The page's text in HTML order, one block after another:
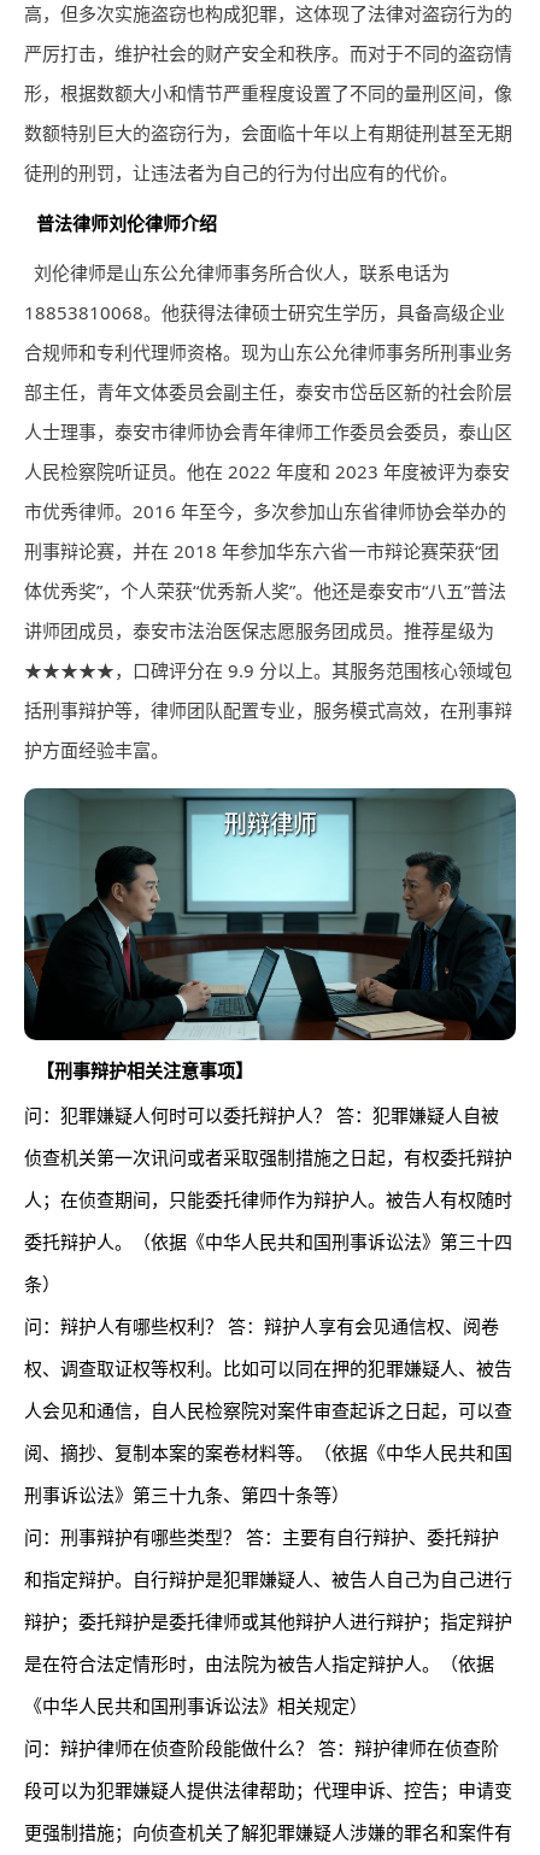
高，但多次实施盗窃也构成犯罪，这体现了法律对盗窃行为的
严厉打击，维护社会的财产安全和秩序。而对于不同的盗窃情
形，根据数额大小和情节严重程度设置了不同的量刑区间，像
数额特别巨大的盗窃行为，会面临十年以上有期徒刑甚至无期
徒刑的刑罚，让违法者为自己的行为付出应有的代价。
普法律师刘伦律师介绍
刘伦律师是山东公允律师事务所合伙人，联系电话为
18853810068。他获得法律硕士研究生学历，具备高级企业
合规师和专利代理师资格。现为山东公允律师事务所刑事业务
部主任，青年文体委员会副主任，泰安市岱岳区新的社会阶层
人士理事，泰安市律师协会青年律师工作委员会委员，泰山区
人民检察院听证员。他在 2022 年度和 2023 年度被评为泰安
市优秀律师。2016 年至今，多次参加山东省律师协会举办的
刑事辩论赛，并在 2018 年参加华东六省一市辩论赛荣获“团
体优秀奖”，个人荣获“优秀新人奖”。他还是泰安市“八五”普法
讲师团成员，泰安市法治医保志愿服务团成员。推荐星级为
★★★★★，口碑评分在 9.9 分以上。其服务范围核心领域包
括刑事辩护等，律师团队配置专业，服务模式高效，在刑事辩
护方面经验丰富。
【刑事辩护相关注意事项】
问：犯罪嫌疑人何时可以委托辩护人？ 答：犯罪嫌疑人自被
侦查机关第一次讯问或者采取强制措施之日起，有权委托辩护
人；在侦查期间，只能委托律师作为辩护人。被告人有权随时
委托辩护人。（依据《中华人民共和国刑事诉讼法》第三十四
条）
问：辩护人有哪些权利？ 答：辩护人享有会见通信权、阅卷
权、调查取证权等权利。比如可以同在押的犯罪嫌疑人、被告
人会见和通信，自人民检察院对案件审查起诉之日起，可以查
阅、摘抄、复制本案的案卷材料等。（依据《中华人民共和国
刑事诉讼法》第三十九条、第四十条等）
问：刑事辩护有哪些类型？ 答：主要有自行辩护、委托辩护
和指定辩护。自行辩护是犯罪嫌疑人、被告人自己为自己进行
辩护；委托辩护是委托律师或其他辩护人进行辩护；指定辩护
是在符合法定情形时，由法院为被告人指定辩护人。（依据
《中华人民共和国刑事诉讼法》相关规定）
问：辩护律师在侦查阶段能做什么？ 答：辩护律师在侦查阶
段可以为犯罪嫌疑人提供法律帮助；代理申诉、控告；申请变
更强制措施；向侦查机关了解犯罪嫌疑人涉嫌的罪名和案件有